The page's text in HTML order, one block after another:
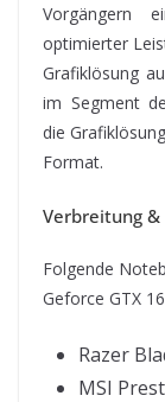
Vorgängern
optimierter
Grafiklösung
im Segment
die
Format.
Verbreitung &
Folgende
Geforce GTX
Razer
MSI